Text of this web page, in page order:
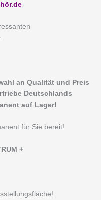
an Qualität und Preis
Deutschlands
auf Lager!
für Sie bereit!
+